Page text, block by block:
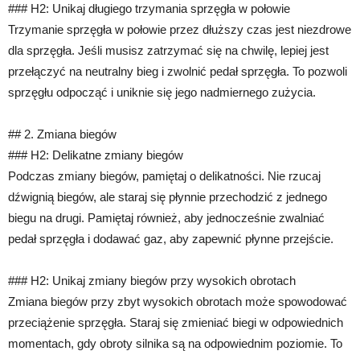
### H2: Unikaj długiego trzymania sprzęgła w połowie
Trzymanie sprzęgła w połowie przez dłuższy czas jest niezdrowe
dla sprzęgła. Jeśli musisz zatrzymać się na chwilę, lepiej jest
przełączyć na neutralny bieg i zwolnić pedał sprzęgła. To pozwoli
sprzęgłu odpocząć i uniknie się jego nadmiernego zużycia.
## 2. Zmiana biegów
### H2: Delikatne zmiany biegów
Podczas zmiany biegów, pamiętaj o delikatności. Nie rzucaj
dźwignią biegów, ale staraj się płynnie przechodzić z jednego
biegu na drugi. Pamiętaj również, aby jednocześnie zwalniać
pedał sprzęgła i dodawać gaz, aby zapewnić płynne przejście.
### H2: Unikaj zmiany biegów przy wysokich obrotach
Zmiana biegów przy zbyt wysokich obrotach może spowodować
przeciążenie sprzęgła. Staraj się zmieniać biegi w odpowiednich
momentach, gdy obroty silnika są na odpowiednim poziomie. To